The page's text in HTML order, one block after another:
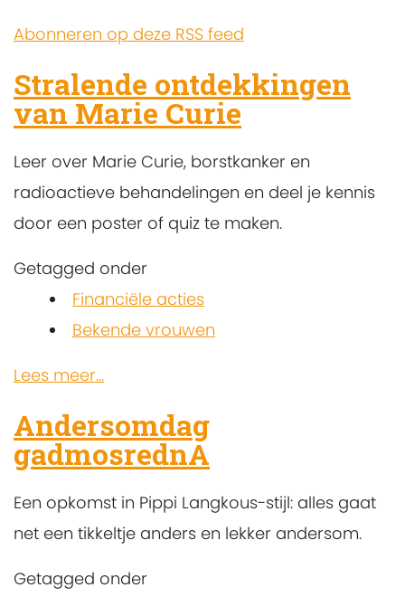
Abonneren op deze RSS feed
Stralende ontdekkingen
van Marie Curie
Leer over Marie Curie, borstkanker en
radioactieve behandelingen en deel je kennis
door een poster of quiz te maken.
Getagged onder
Financiële acties
Bekende vrouwen
Lees meer...
Andersomdag
gadmosrednA
Een opkomst in Pippi Langkous-stijl: alles gaat
net een tikkeltje anders en lekker andersom.
Getagged onder